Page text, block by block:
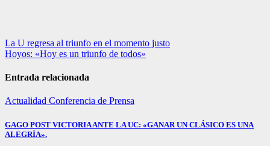
Navegación
de
entradas
La U regresa al triunfo en el momento justo
Hoyos: «Hoy es un triunfo de todos»
Entrada relacionada
Actualidad Conferencia de Prensa
GAGO POST VICTORIA ANTE LA UC: «GANAR UN CLÁSICO ES UNA
ALEGRÍA».